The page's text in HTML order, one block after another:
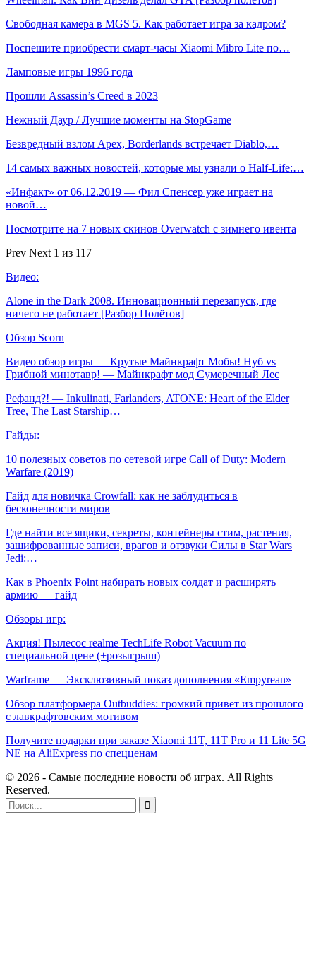
Свободная камера в MGS 5. Как работает игра за кадром?
Поспешите приобрести смарт-часы Xiaomi Mibro Lite по…
Ламповые игры 1996 года
Прошли Assassin’s Creed в 2023
Нежный Даур / Лучшие моменты на StopGame
Безвредный взлом Apex, Borderlands встречает Diablo,…
14 самых важных новостей, которые мы узнали о Half-Life:…
«Инфакт» от 06.12.2019 — Фил Спенсер уже играет на
новой…
Посмотрите на 7 новых скинов Overwatch с зимнего ивента
Prev Next 1 из 117
Видео:
Alone in the Dark 2008. Инновационный перезапуск, где
ничего не работает [Разбор Полётов]
Обзор Scorn
Видео обзор игры — Крутые Майнкрафт Мобы! Нуб vs
Грибной минотавр! — Майнкрафт мод Сумеречный Лес
Рефанд?! — Inkulinati, Farlanders, ATONE: Heart of the Elder
Tree, The Last Starship…
Гайды:
10 полезных советов по сетевой игре Call of Duty: Modern
Warfare (2019)
Гайд для новичка Crowfall: как не заблудиться в
бесконечности миров
Где найти все ящики, секреты, контейнеры стим, растения,
зашифрованные записи, врагов и отзвуки Силы в Star Wars
Jedi:…
Как в Phoenix Point набирать новых солдат и расширять
армию — гайд
Обзоры игр:
Акция! Пылесос realme TechLife Robot Vacuum по
специальной цене (+розыгрыш)
Warframe — Эксклюзивный показ дополнения «Empyrean»
Обзор платформера Outbuddies: громкий привет из прошлого
с лавкрафтовским мотивом
Получите подарки при заказе Xiaomi 11T, 11T Pro и 11 Lite 5G
NE на AliExpress по спецценам
© 2026 - Самые последние новости об играх. All Rights
Reserved.